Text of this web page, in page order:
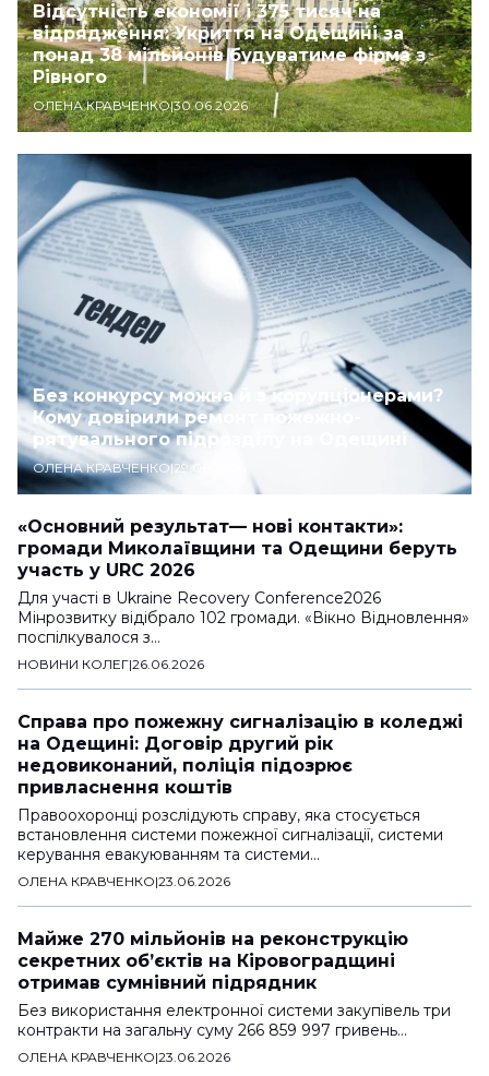
Відсутність економії і 375 тисяч на
відрядження: Укриття на Одещині за
понад 38 мільйонів будуватиме фірма з
Рівного
ОЛЕНА КРАВЧЕНКО|30.06.2026
Без конкурсу можна й з корупціонерами?
Кому довірили ремонт пожежно-
рятувального підрозділу на Одещині
ОЛЕНА КРАВЧЕНКО|29.06.2026
«Основний результат— нові контакти»:
громади Миколаївщини та Одещини беруть
участь у URC 2026
Для участі в Ukraine Recovery Conference2026
Мінрозвитку відібрало 102 громади. «Вікно Відновлення»
поспілкувалося з…
НОВИНИ КОЛЕГ|26.06.2026
Справа про пожежну сигналізацію в коледжі
на Одещині: Договір другий рік
недовиконаний, поліція підозрює
привласнення коштів
Правоохоронці розслідують справу, яка стосується
встановлення системи пожежної сигналізації, системи
керування евакуюванням та системи…
ОЛЕНА КРАВЧЕНКО|23.06.2026
Майже 270 мільйонів на реконструкцію
секретних обʼєктів на Кіровоградщині
отримав сумнівний підрядник
Без використання електронної системи закупівель три
контракти на загальну суму 266 859 997 гривень…
ОЛЕНА КРАВЧЕНКО|23.06.2026